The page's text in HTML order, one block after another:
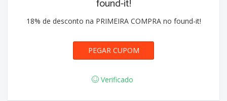
found-it!
18% de desconto na PRIMEIRA COMPRA no found-it!
PRIMEIRA18
PEGAR CUPOM
Verificado